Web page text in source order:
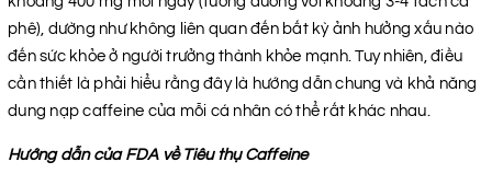
phê), dường như không liên quan đến bất kỳ ảnh hưởng xấu nào
đến sức khỏe ở người trưởng thành khỏe mạnh. Tuy nhiên, điều
cần thiết là phải hiểu rằng đây là hướng dẫn chung và khả năng
dung nạp caffeine của mỗi cá nhân có thể rất khác nhau.
Hướng dẫn của FDA về Tiêu thụ Caffeine